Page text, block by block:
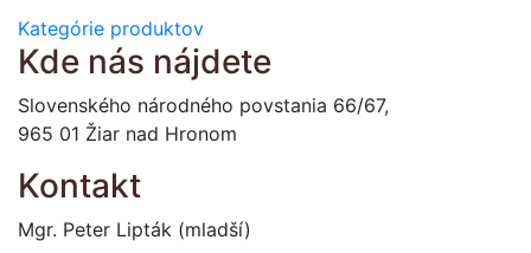
Kategórie produktov
Kde nás nájdete
Slovenského národného povstania 66/67,
965 01 Žiar nad Hronom
Kontakt
Mgr. Peter Lipták (mladší)